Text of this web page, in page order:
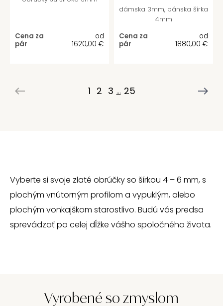
Cena za
pár
od
1620,00 €
dámska 3mm, pánska šírka
4mm
Cena za
pár
od
1880,00 €
1 2 3 ... 25
Vyberte si svoje zlaté obrúčky so šírkou 4 – 6 mm, s
plochým vnútorným profilom a vypuklým, alebo
plochým vonkajškom starostlivo. Budú vás predsa
sprevádzať po celej dĺžke vášho spoločného života.
Vyrobené so zmyslom